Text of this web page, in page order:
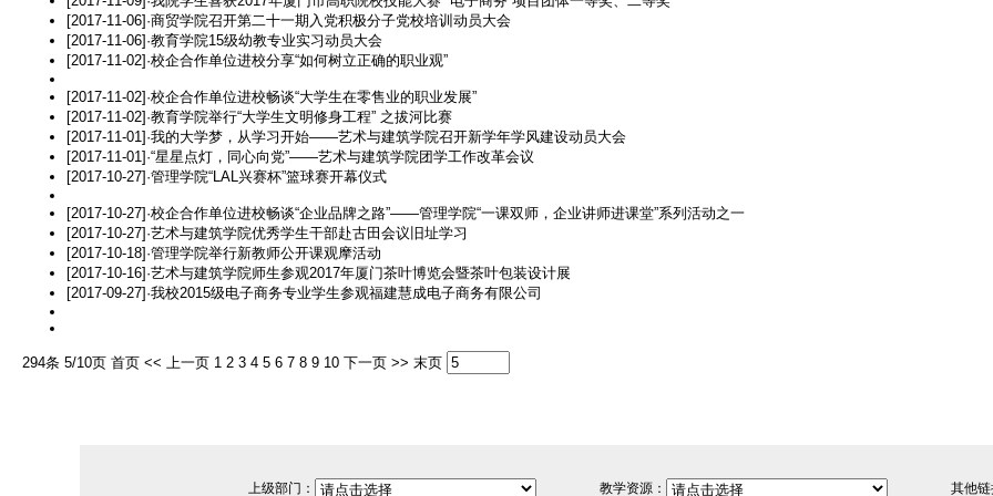
[2017-11-06] ·商贸学院召开第二十一期入党积极分子党校培训动员大会
[2017-11-06] ·教育学院15级幼教专业实习动员大会
[2017-11-02] ·校企合作单位进校分享“如何树立正确的职业观”
[2017-11-02] ·校企合作单位进校畅谈“大学生在零售业的职业发展”
[2017-11-02] ·教育学院举行“大学生文明修身工程” 之拔河比赛
[2017-11-01] ·我的大学梦，从学习开始——艺术与建筑学院召开新学年学风建设动员大会
[2017-11-01] ·“星星点灯，同心向党”——艺术与建筑学院团学工作改革会议
[2017-10-27] ·管理学院“LAL兴赛杯”篮球赛开幕仪式
[2017-10-27] ·校企合作单位进校畅谈“企业品牌之路”——管理学院“一课双师，企业讲师进课堂”系列活动之一
[2017-10-27] ·艺术与建筑学院优秀学生干部赴古田会议旧址学习
[2017-10-18] ·管理学院举行新教师公开课观摩活动
[2017-10-16] ·艺术与建筑学院师生参观2017年厦门茶叶博览会暨茶叶包装设计展
[2017-09-27] ·我校2015级电子商务专业学生参观福建慧成电子商务有限公司
294条 5/10页 首页 << 上一页 1 2 3 4 5 6 7 8 9 10 下一页 >> 末页
上级部门： 教学资源： 其他